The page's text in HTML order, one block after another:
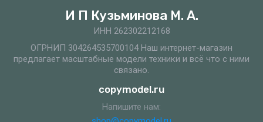
И П Кузьминова М. А.
ИНН 262302212168
ОГРНИП 304264535700104 Наш интернет-магазин
предлагает масштабные модели техники и всё что с ними
связано.
copymodel.ru
Напишите нам: